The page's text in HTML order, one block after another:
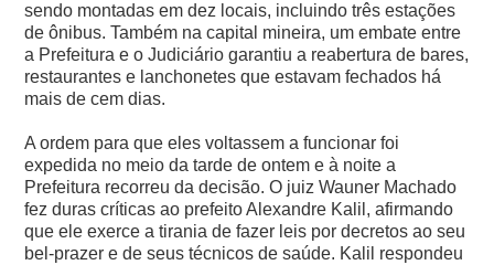
sendo montadas em dez locais, incluindo três estações
de ônibus.Também na capital mineira, um embate entre
a Prefeitura e o Judiciário garantiu a reabertura de bares,
restaurantes e lanchonetes que estavam fechados há
mais de cem dias.
A ordem para que eles voltassem a funcionar foi
expedida no meio da tarde de ontem e à noite a
Prefeitura recorreu da decisão. O juiz Wauner Machado
fez duras críticas ao prefeito Alexandre Kalil, afirmando
que ele exerce a tirania de fazer leis por decretos ao seu
bel-prazer e de seus técnicos de saúde. Kalil respondeu